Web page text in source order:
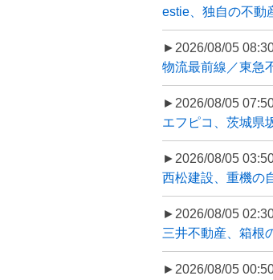
estie、独自の不動
►2026/08/05
物流最前線／東急
►2026/08/05
エフピコ、茨城県
►2026/08/05
西松建設、重機の
►2026/08/05
三井不動産、箱根
►2026/08/05